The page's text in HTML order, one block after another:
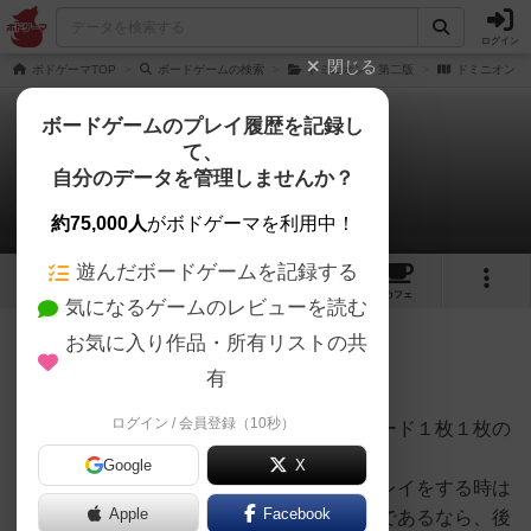
ログイン
ボドゲーマTOP ボードゲームの検索 ドミニオン：第二版 ドミニオン
ドミニオン
ままさんのレビュー
11 15 86
カフェ
294名 0名 0 10年以上前
まず、ゲームのルール自体は簡単ですがカード１枚１枚の
効果を把握しておく必要があります。
ソロプレイ感の強いゲームなので初めてプレイをする時は
経験者さん後ろから少し見てもらえる環境であるなら、後
閉じる
ボードゲームのプレイ履歴を記録し
て、
自分のデータを管理しませんか？
約75,000人がボドゲーマを利用中！
遊んだボードゲームを記録する
気になるゲームのレビューを読む
お気に入り作品・所有リストの共
有
ログイン / 会員登録（10秒）
Google X
Apple Facebook